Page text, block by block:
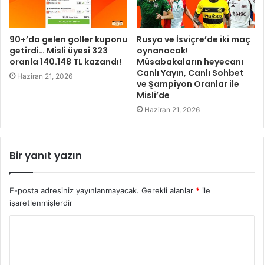
90+’da gelen goller kuponu
getirdi… Misli üyesi 323
oranla 140.148 TL kazandı!
Haziran 21, 2026
Rusya ve İsviçre’de iki maç
oynanacak!
Müsabakaların heyecanı
Canlı Yayın, Canlı Sohbet
ve Şampiyon Oranlar ile
Misli’de
Haziran 21, 2026
Bir yanıt yazın
E-posta adresiniz yayınlanmayacak. Gerekli alanlar * ile
işaretlenmişlerdir